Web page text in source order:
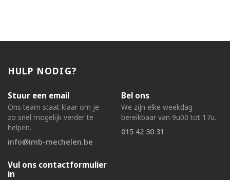
HULP NODIG?
Stuur een email
Ons team staat klaar om je
zo snel mogelijk verder te
helpen.
info@imb-mechelen.be
Bel ons
We zijn elke weekdag
bereikbaar van 9u00 tot 17u.
015 42 30 31
Vul ons contactformulier
in